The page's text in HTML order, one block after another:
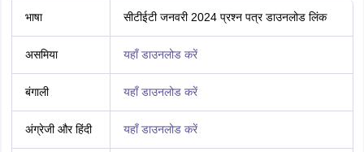
भाषा सीटीईटी जनवरी 2024 प्रश्न पत्र डाउनलोड लिंक
असमिया यहाँ डाउनलोड करें
बंगाली यहाँ डाउनलोड करें
अंग्रेजी और हिंदी यहाँ डाउनलोड करें